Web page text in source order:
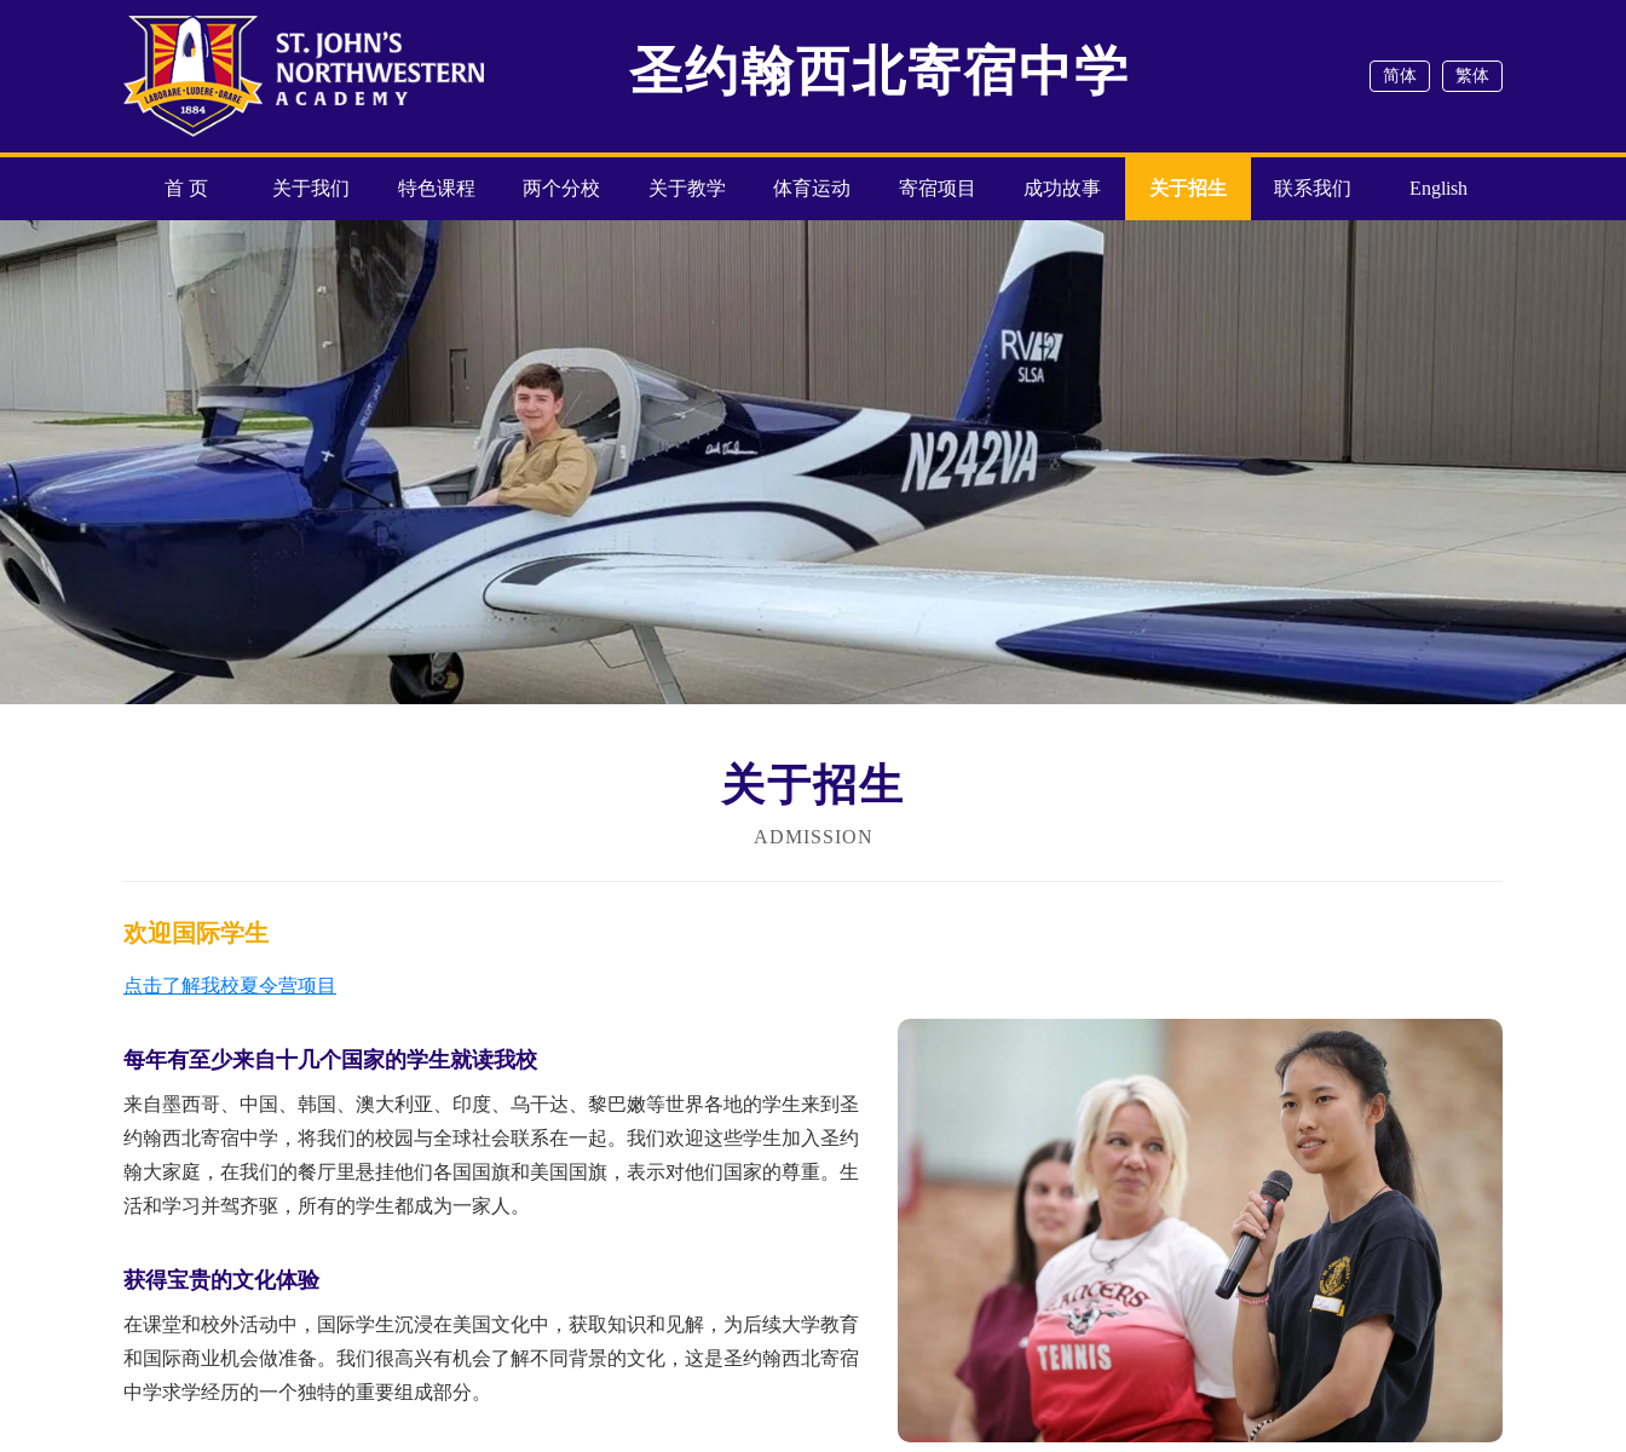
圣约翰西北寄宿中学 简体 繁体
首 页 关于我们 特色课程 两个分校 关于教学 体育运动 寄宿项目 成功故事 关于招生 联系我们 English
关于招生
ADMISSION
欢迎国际学生
点击了解我校夏令营项目
每年有至少来自十几个国家的学生就读我校
来自墨西哥、中国、韩国、澳大利亚、印度、乌干达、黎巴嫩等世界各地的学生来到圣
约翰西北寄宿中学，将我们的校园与全球社会联系在一起。我们欢迎这些学生加入圣约
翰大家庭，在我们的餐厅里悬挂他们各国国旗和美国国旗，表示对他们国家的尊重。生
活和学习并驾齐驱，所有的学生都成为一家人。
获得宝贵的文化体验
在课堂和校外活动中，国际学生沉浸在美国文化中，获取知识和见解，为后续大学教育
和国际商业机会做准备。我们很高兴有机会了解不同背景的文化，这是圣约翰西北寄宿
中学求学经历的一个独特的重要组成部分。